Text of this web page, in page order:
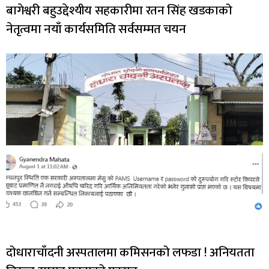
बागेश्वरी बहुउद्देश्यीय सहकारीमा रतन सिंह खडकाको
नेतृत्वमा नयाँ कार्यसमिति सर्वसम्मत चयन
दोधाराचाँदनी अस्पतालमा कमिसनको लफडा ! अनियतता